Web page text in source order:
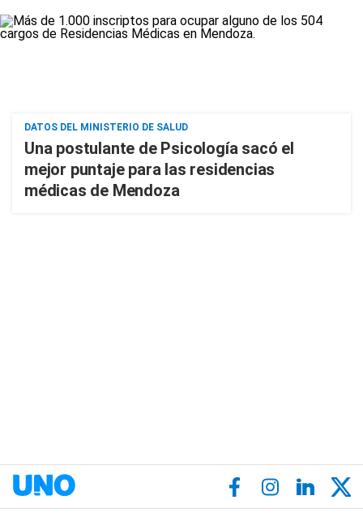
DATOS DEL MINISTERIO DE SALUD
Una postulante de Psicología sacó el
mejor puntaje para las residencias
médicas de Mendoza